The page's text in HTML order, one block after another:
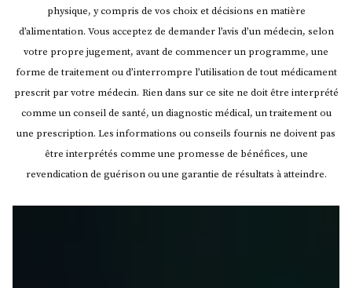
physique, y compris de vos choix et décisions en matière
d’alimentation. Vous acceptez de demander l’avis d’un médecin, selon
votre propre jugement, avant de commencer un programme, une
forme de traitement ou d’interrompre l’utilisation de tout médicament
prescrit par votre médecin. Rien dans sur ce site ne doit être interprété
comme un conseil de santé, un diagnostic médical, un traitement ou
une prescription. Les informations ou conseils fournis ne doivent pas
être interprétés comme une promesse de bénéfices, une
revendication de guérison ou une garantie de résultats à atteindre.